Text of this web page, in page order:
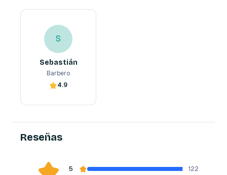
S
Sebastián
Barbero
4.9
Barbero
Reseñas
5 122